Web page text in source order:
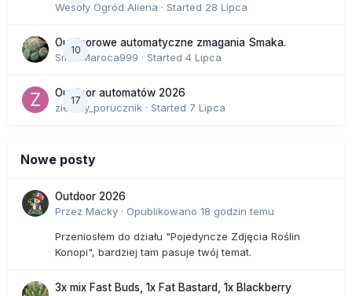
Wesoły Ogród Aliena · Started 28 Lipca
10
Outdoorowe automatyczne zmagania Smaka.
SmakMaroca999 · Started 4 Lipca
17
Outdoor automatów 2026
zielony_porucznik · Started 7 Lipca
Nowe posty
Outdoor 2026
Przez Macky · Opublikowano 18 godzin temu
Przeniosłem do działu "Pojedyncze Zdjęcia Roślin
Konopi", bardziej tam pasuje twój temat.
3x mix Fast Buds, 1x Fat Bastard, 1x Blackberry